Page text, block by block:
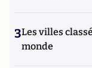
3Les villes
monde